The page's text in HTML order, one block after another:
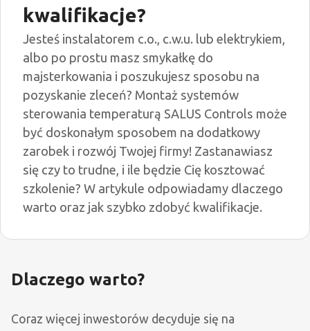
kwalifikacje?
Jesteś instalatorem c.o., c.w.u. lub elektrykiem,
albo po prostu masz smykałkę do
majsterkowania i poszukujesz sposobu na
pozyskanie zleceń? Montaż systemów
sterowania temperaturą SALUS Controls może
być doskonałym sposobem na dodatkowy
zarobek i rozwój Twojej firmy! Zastanawiasz
się czy to trudne, i ile będzie Cię kosztować
szkolenie? W artykule odpowiadamy dlaczego
warto oraz jak szybko zdobyć kwalifikacje.
Dlaczego warto?
Coraz więcej inwestorów decyduje się na